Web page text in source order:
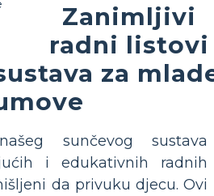
Zanimljivi
radni listovi
za
sunčevog sustava
i edukativnih radnih
da privuku djecu. Ovi